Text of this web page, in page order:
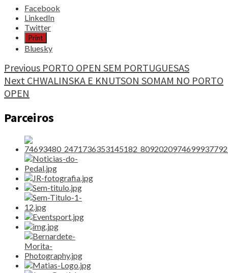
Share
post
"VÍTOR
PASCOAL
TETRACAMPEÃO
NACIONAL"
Facebook
LinkedIn
Twitter
Print
Bluesky
Continue
Reading
Previous PORTO OPEN SEM PORTUGUESAS
Next CHWALINSKA E KNUTSON SOMAM NO PORTO
OPEN
Parceiros